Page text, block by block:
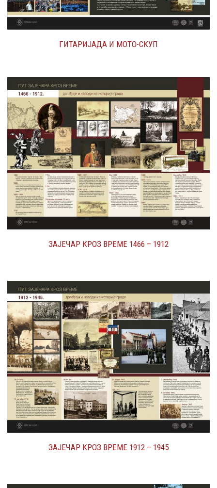
ГИТАРИЈАДА И МОТО-СКУП
ЗАЈЕЧАР КРОЗ ВРЕМЕ 1466 – 1912
ЗАЈЕЧАР КРОЗ ВРЕМЕ 1912 – 1945